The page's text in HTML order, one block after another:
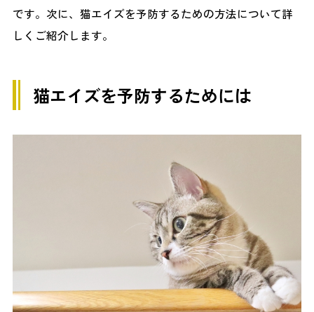
です。次に、猫エイズを予防するための方法について詳
しくご紹介します。
猫エイズを予防するためには